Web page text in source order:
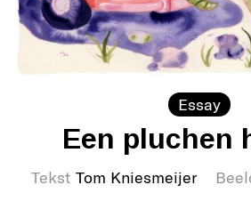
Essay
Een pluchen
Tekst Tom Kniesmeijer